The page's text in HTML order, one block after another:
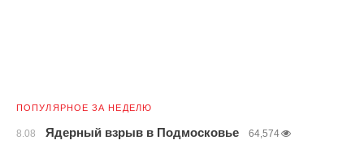
ПОПУЛЯРНОЕ ЗА НЕДЕЛЮ
8.08 Ядерный взрыв в Подмосковье 64,574